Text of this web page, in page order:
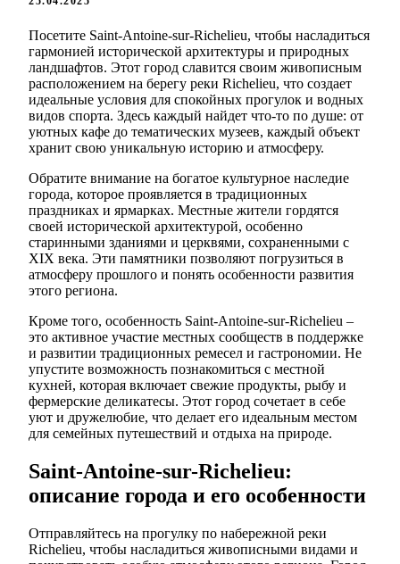
Посетите Saint-Antoine-sur-Richelieu, чтобы насладиться
гармонией исторической архитектуры и природных
ландшафтов. Этот город славится своим живописным
расположением на берегу реки Richelieu, что создает
идеальные условия для спокойных прогулок и водных
видов спорта. Здесь каждый найдет что-то по душе: от
уютных кафе до тематических музеев, каждый объект
хранит свою уникальную историю и атмосферу.
Обратите внимание на богатое культурное наследие
города, которое проявляется в традиционных
праздниках и ярмарках. Местные жители гордятся
своей исторической архитектурой, особенно
старинными зданиями и церквями, сохраненными с
XIX века. Эти памятники позволяют погрузиться в
атмосферу прошлого и понять особенности развития
этого региона.
Кроме того, особенность Saint-Antoine-sur-Richelieu –
это активное участие местных сообществ в поддержке
и развитии традиционных ремесел и гастрономии. Не
упустите возможность познакомиться с местной
кухней, которая включает свежие продукты, рыбу и
фермерские деликатесы. Этот город сочетает в себе
уют и дружелюбие, что делает его идеальным местом
для семейных путешествий и отдыха на природе.
Saint-Antoine-sur-Richelieu:
описание города и его особенности
Отправляйтесь на прогулку по набережной реки
Richelieu, чтобы насладиться живописными видами и